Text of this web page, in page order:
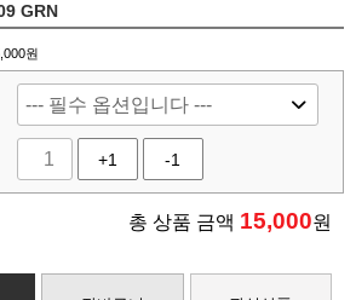
GRN
원
+1 -1
총 상품 금액 15,000원